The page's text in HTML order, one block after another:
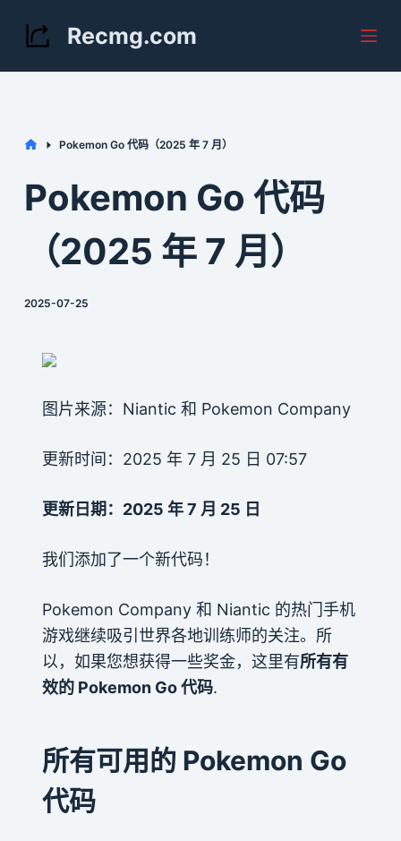
S
k
i
o
n
Recmg.com
HomePokemon Go 代码（2025 年 7 月）
Pokemon Go 代码
（2025 年 7 月）
2025-07-25
图片来源：Niantic 和 Pokemon Company
更新时间：2025 年 7 月 25 日 07:57
更新日期：2025 年 7 月 25 日
我们添加了一个新代码！
Pokemon Company 和 Niantic 的热门手机
游戏继续吸引世界各地训练师的关注。所
以，如果您想获得一些奖金，这里有所有有
效的 Pokemon Go 代码.
所有可用的 Pokemon Go
代码